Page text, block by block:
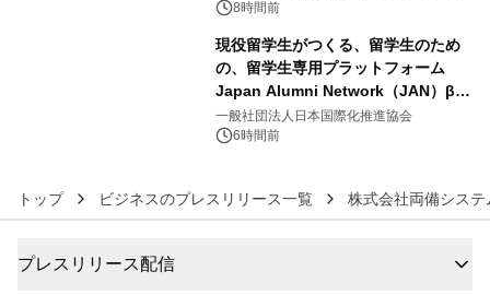
デザインズ
8時間前
現役留学生がつくる、留学生のため
の、留学生専用プラットフォーム
Japan Alumni Network（JAN）β版
をリリース
一般社団法人日本国際化推進協会
6時間前
トップ ビジネスのプレスリリース一覧 株式会社両備システ
プレスリリース配信